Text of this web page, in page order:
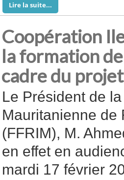
Lire la suite...
Coopération
la formation
cadre du projet
Le Président de
Mauritanienne de
(FFRIM), M.
en effet en
mardi 17 février